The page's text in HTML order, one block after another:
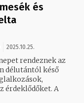
és
2025.10.25.
rendeznek az
délutántól késő
A